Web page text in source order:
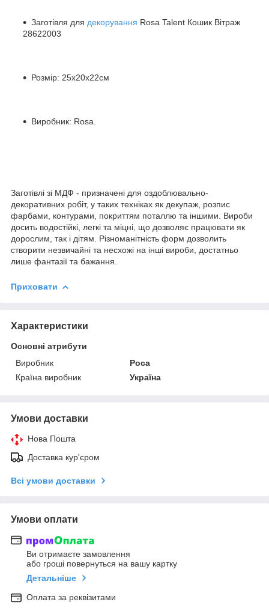
Заготівля для декорування Rosa Talent Кошик Вітраж
28622003
Розмір: 25х20х22см
Виробник: Rosa.
Заготівлі зі МДФ - призначені для оздоблювально-
декоративних робіт, у таких техніках як декупаж, розпис
фарбами, контурами, покриттям поталлю та іншими. Вироби
досить водостійкі, легкі та міцні, що дозволяє працювати як
дорослим, так і дітям. Різноманітність форм дозволить
створити незвичайні та несхожі на інші вироби, достатньо
лише фантазії та бажання.
Приховати
Характеристики
Основні атрибути
Виробник
Роса
Країна виробник
Україна
Умови доставки
Нова Пошта
Доставка кур'єром
Всі умови доставки
Умови оплати
Ви отримаєте замовлення
або гроші повернуться на вашу картку
Детальніше
Оплата за реквізитами